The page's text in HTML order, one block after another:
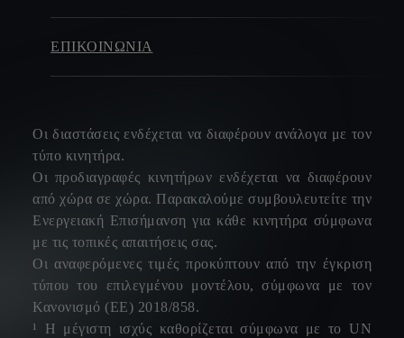
ΕΠΙΚΟΙΝΩΝΊΑ
Οι διαστάσεις ενδέχεται να διαφέρουν ανάλογα με τον
τύπο κινητήρα.
Οι προδιαγραφές κινητήρων ενδέχεται να διαφέρουν
από χώρα σε χώρα. Παρακαλούμε συμβουλευτείτε την
Ενεργειακή Επισήμανση για κάθε κινητήρα σύμφωνα
με τις τοπικές απαιτήσεις σας.
Οι αναφερόμενες τιμές προκύπτουν από την έγκριση
τύπου του επιλεγμένου μοντέλου, σύμφωνα με τον
Κανονισμό (ΕΕ) 2018/858.
¹ Η μέγιστη ισχύς καθορίζεται σύμφωνα με το UN